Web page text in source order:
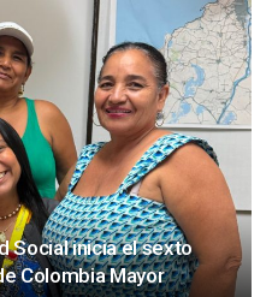
Social inicia el sexto
Colombia Mayor